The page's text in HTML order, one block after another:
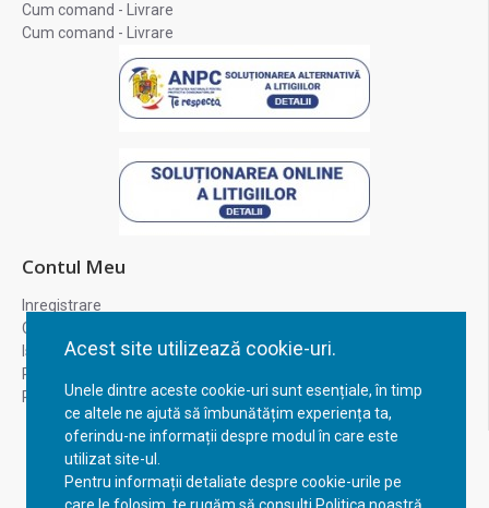
Acest site utilizează cookie-uri.
Unele dintre aceste cookie-uri sunt esențiale, în timp
ce altele ne ajută să îmbunătățim experiența ta,
oferindu-ne informații despre modul în care este
utilizat site-ul.
Pentru informații detaliate despre cookie-urile pe
Cum comand - Livrare
Cum comand - Livrare
Contul Meu
Inregistrare
Contul meu
Istoric comenzi
Recuperare parola
Returnare produs